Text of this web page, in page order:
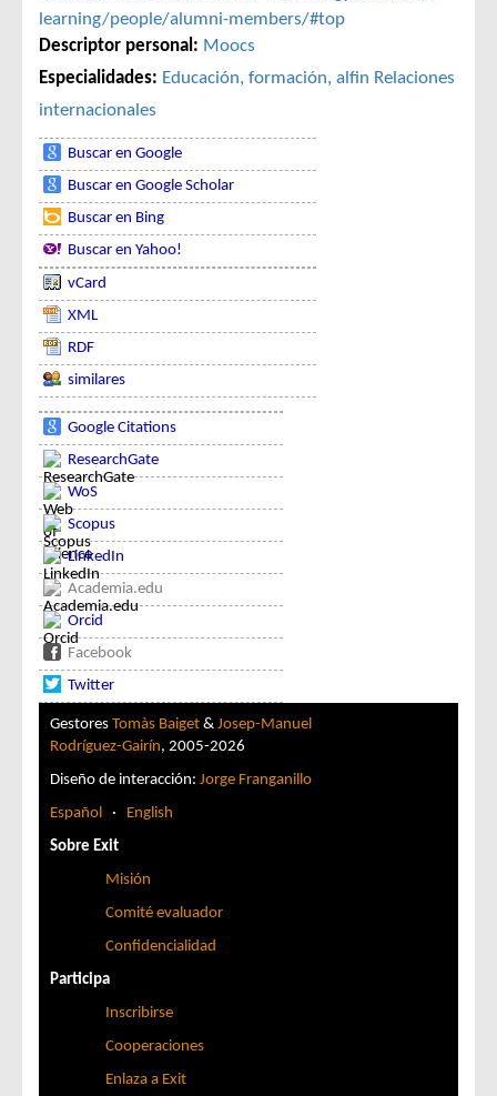
learning/people/alumni-members/#top
Descriptor personal: Moocs
Especialidades: Educación, formación, alfin Relaciones
internacionales
Buscar en Google
Buscar en Google Scholar
Buscar en Bing
Buscar en Yahoo!
vCard
XML
RDF
similares
Google Citations
ResearchGate
WoS
Scopus
LinkedIn
Academia.edu
Orcid
Facebook
Twitter
Gestores Tomàs Baiget & Josep-Manuel
Rodríguez-Gairín, 2005-2026
Diseño de interacción: Jorge Franganillo
Español · English
Sobre Exit
Misión
Comité evaluador
Confidencialidad
Participa
Inscribirse
Cooperaciones
Enlaza a Exit